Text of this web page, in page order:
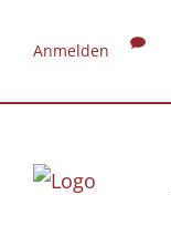
Anmelden